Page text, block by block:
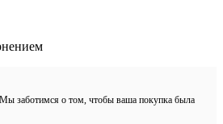
Мы заботимся о том, чтобы ваша покупка была